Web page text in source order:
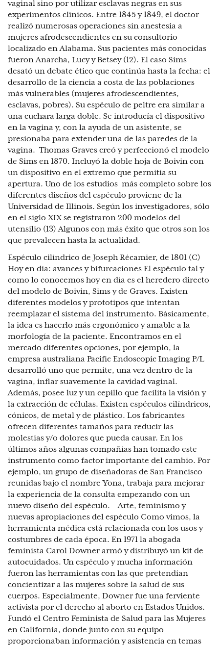
vaginal sino por utilizar esclavas negras en sus
experimentos clínicos. Entre 1845 y 1849, el doctor
realizó numerosas operaciones sin anestesia a
mujeres afrodescendientes en su consultorio
localizado en Alabama. Sus pacientes más conocidas
fueron Anarcha, Lucy y Betsey (12). El caso Sims
desató un debate ético que continúa hasta la fecha: el
desarrollo de la ciencia a costa de las poblaciones
más vulnerables (mujeres afrodescendientes,
esclavas, pobres). Su espéculo de peltre era similar a
una cuchara larga doble. Se introducía el dispositivo
en la vagina y, con la ayuda de un asistente, se
presionaba para extender una de las paredes de la
vagina. Thomas Graves creó y perfeccionó el modelo
de Sims en 1870. Incluyó la doble hoja de Boivin con
un dispositivo en el extremo que permitía su
apertura. Uno de los estudios más completo sobre los
diferentes diseños del espéculo proviene de la
Universidad de Illinois. Según los investigadores, sólo
en el siglo XIX se registraron 200 modelos del
utensilio (13) Algunos con más éxito que otros son los
que prevalecen hasta la actualidad.
Espéculo cilíndrico de Joseph Récamier, de 1801 (C)
Hoy en día: avances y bifurcaciones El espéculo tal y
como lo conocemos hoy en día es el heredero directo
del modelo de Boivin, Sims y de Graves. Existen
diferentes modelos y prototipos que intentan
reemplazar el sistema del instrumento. Básicamente,
la idea es hacerlo más ergonómico y amable a la
morfología de la paciente. Encontramos en el
mercado diferentes opciones, por ejemplo, la
empresa australiana Pacific Endoscopic Imaging P/L
desarrolló uno que permite, una vez dentro de la
vagina, inflar suavemente la cavidad vaginal.
Además, posee luz y un cepillo que facilita la visión y
la extracción de células. Existen espéculos cilíndricos,
cónicos, de metal y de plástico. Los fabricantes
ofrecen diferentes tamaños para reducir las
molestias y/o dolores que pueda causar. En los
últimos años algunas compañías han tomado este
instrumento como factor importante del cambio. Por
ejemplo, un grupo de diseñadoras de San Francisco
reunidas bajo el nombre Yona, trabaja para mejorar
la experiencia de la consulta empezando con un
nuevo diseño del espéculo. Arte, feminismo y
nuevas apropiaciones del espéculo Como vimos, la
herramienta médica está relacionada con los usos y
costumbres de cada época. En 1971 la abogada
feminista Carol Downer armó y distribuyó un kit de
autocuidados. Un espéculo y mucha información
fueron las herramientas con las que pretendían
concientizar a las mujeres sobre la salud de sus
cuerpos. Especialmente, Downer fue una ferviente
activista por el derecho al aborto en Estados Unidos.
Fundó el Centro Feminista de Salud para las Mujeres
en California, donde junto con su equipo
proporcionaban información y asistencia en temas